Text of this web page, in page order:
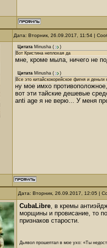
Дата: Вторник, 26.09.2017, 11:54 |
Цитата Minusha (
)
Вот Кристина неплохая да
мне, кроме мыла, ничего не
Цитата Minusha (
)
Все это китайскокорейское фигня и
ну мое имхо
вот эти тайские дешевые
anti age я не верю... У меня
Дата: Вторник, 26.09.2017, 12:05 |
CubaLibre, в кремы
морщины и провисание, то
признаков старости.
Дьявол прошептал в мое ухо: «Ты